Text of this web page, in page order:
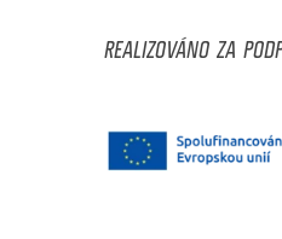
REALIZOVÁNO ZA